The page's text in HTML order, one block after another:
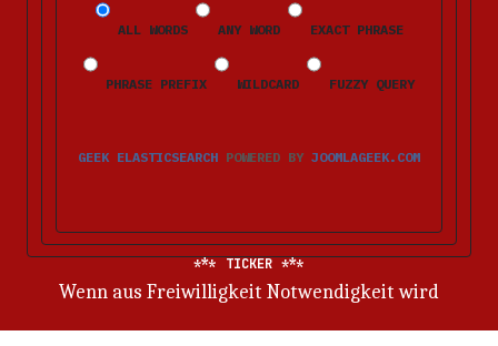
ALL WORDS ANY WORD EXACT PHRASE
PHRASE PREFIX WILDCARD FUZZY QUERY
GEEK ELASTICSEARCH POWERED BY JOOMLAGEEK.COM
TICKER
Wenn aus Freiwilligkeit Notwendigkeit wird